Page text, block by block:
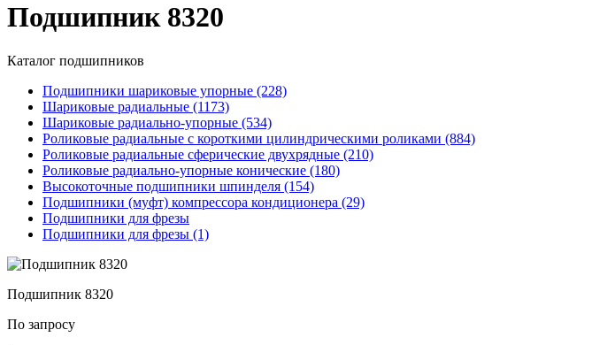
Подшипник 8320
Каталог подшипников
Подшипники шариковые упорные (228)
Шариковые радиальные (1173)
Шариковые радиально-упорные (534)
Роликовые радиальные с короткими цилиндрическими роликами (884)
Роликовые радиальные сферические двухрядные (210)
Роликовые радиально-упорные конические (180)
Высокоточные подшипники шпинделя (154)
Подшипники (муфт) компрессора кондиционера (29)
Подшипники для фрезы
Подшипники для фрезы (1)
Подшипник 8320
По запросу